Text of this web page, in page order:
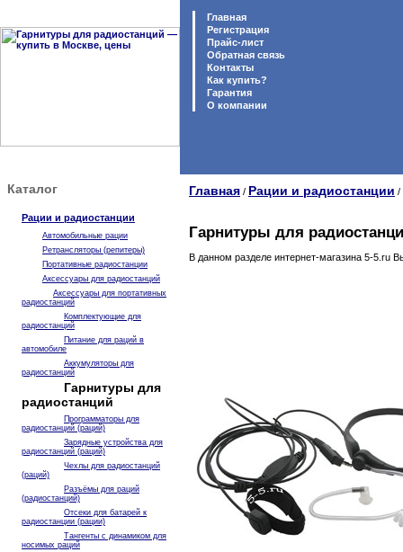
Главная
Регистрация
Прайс-лист
Обратная связь
Контакты
Как купить?
Гарантия
O компании
Каталог
Рации и радиостанции
Автомобильные рации
Ретрансляторы (репитеры)
Портативные радиостанции
Аксессуары для радиостанций
Аксессуары для портативных
радиостанций
Комплектующие для
радиостанций
Питание для раций в
автомобиле
Аккумуляторы для
радиостанций
Гарнитуры для
радиостанций
Программаторы для
радиостанций (раций)
Зарядные устройства для
радиостанций (раций)
Чехлы для радиостанций
(раций)
Разъёмы для раций
(радиостанций)
Отсеки для батарей к
радиостанции (рации)
Тангенты с динамиком для
носимых раций
Главная / Рации и радиостанции /
Гарнитуры для
В данном разделе интернет-магазина 5-5.ru